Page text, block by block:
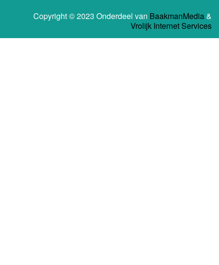
Copyright © 2023 Onderdeel van BaakmanMedia&
Vrolijk Internet Services